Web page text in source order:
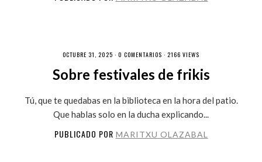
OCTUBRE 31, 2025 · 0 COMENTARIOS · 2166 VIEWS
Sobre festivales de frikis
Tú, que te quedabas en la biblioteca en la hora del patio.
Que hablas solo en la ducha explicando...
PUBLICADO POR MARITXU OLAZABAL